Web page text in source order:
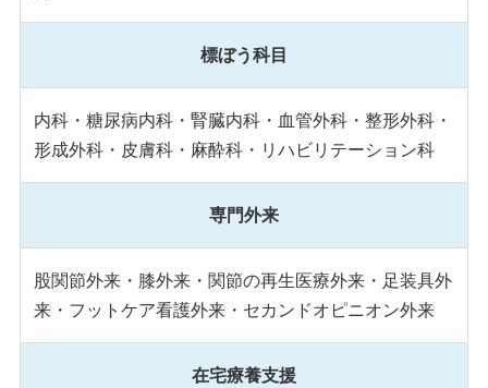
標ぼう科目
内科・糖尿病内科・腎臓内科・血管外科・整形外科・
形成外科・皮膚科・麻酔科・リハビリテーション科
専門外来
股関節外来・膝外来・関節の再生医療外来・足装具外
来・フットケア看護外来・セカンドオピニオン外来
在宅療養支援